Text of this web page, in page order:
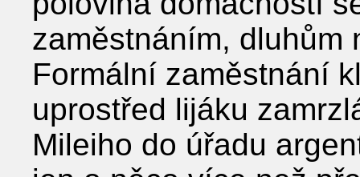
zaměstnáním, dluhům
Formální zaměstnání
uprostřed lijáku
Mileiho do úřadu